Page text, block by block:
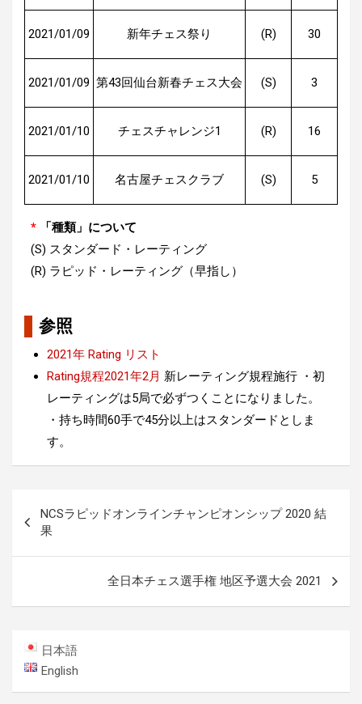
2021/01/09 新年チェス祭り (R) 30
2021/01/09 第43回仙台新春チェス大会 (S) 3
2021/01/10 チェスチャレンジ1 (R) 16
2021/01/10 名古屋チェスクラブ (S) 5
*
「種類」について
(S) スタンダード・レーティング
(R) ラピッド・レーティング（早指し）
参照
2021年 Rating リスト
Rating規程2021年2月 新レーティング規程施行 ・初
レーティングは5局で必ずつくことになりました。
・持ち時間60手で45分以上はスタンダードとしま
す。
稿
ナ
ゲ
シ
NCSラピッドオンラインチャンピオンシップ 2020 結
果
全日本チェス選手権 地区予選大会 2021
日本語
English